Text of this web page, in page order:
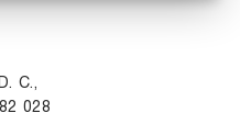
C.,
028